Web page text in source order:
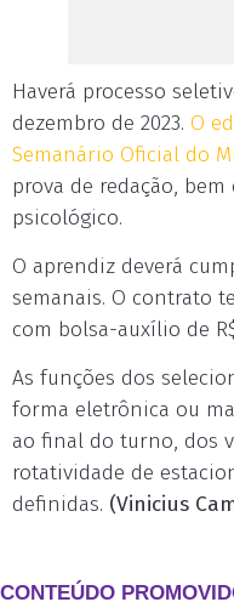
Haverá processo
dezembro de 2023. O
Semanário Oficial do
prova de redação,
psicológico.
O aprendiz deverá
semanais. O contrato
com bolsa-auxílio de
As funções dos
forma eletrônica ou
ao final do turno, dos
rotatividade de
definidas. (Vinicius